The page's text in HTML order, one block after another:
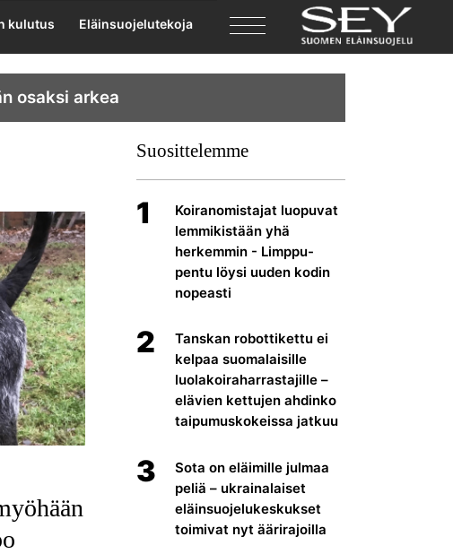
kulutus Eläinsuojelutekoja
osaksi arkea
Suosittelemme
1
Koiranomistajat luopuvat
lemmikistään yhä
herkemmin - Limppu-
pentu löysi uuden kodin
nopeasti
2
Tanskan robottikettu ei
kelpaa suomalaisille
luolakoiraharrastajille –
elävien kettujen ahdinko
taipumuskokeissa jatkuu
3
Sota on eläimille julmaa
peliä – ukrainalaiset
eläinsuojelukeskukset
toimivat nyt äärirajoilla